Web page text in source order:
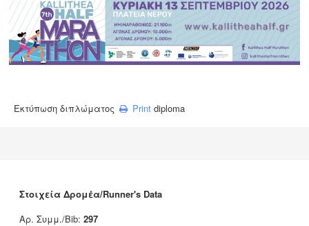
Αγώνες
Διοργάνωση
Εθελοντισμός
Αποτελέσματα
Εκτύπωση διπλώματος Print diploma
Στοιχεία Δρομέα/Runner's Data
Αρ. Συμμ./Bib: 297